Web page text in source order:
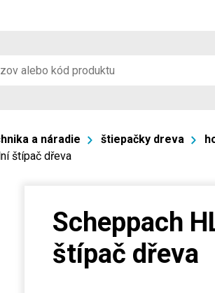
a náradie štiepačky dreva
štípač dřeva
Scheppach
štípač dřeva